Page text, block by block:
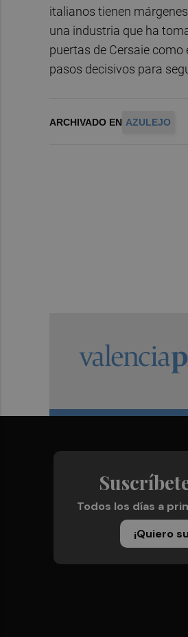
italianos tienen
una industria que ha
puertas de Cersaie
pasos decisivos para
ARCHIVADO EN AZULEJO
Todos los días a
¡Quiero